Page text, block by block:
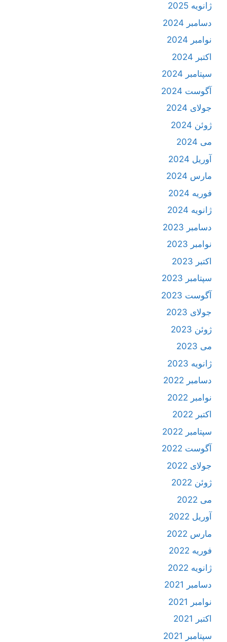
ژانویه 2025
دسامبر 2024
نوامبر 2024
اکتبر 2024
سپتامبر 2024
آگوست 2024
جولای 2024
ژوئن 2024
می 2024
آوریل 2024
مارس 2024
فوریه 2024
ژانویه 2024
دسامبر 2023
نوامبر 2023
اکتبر 2023
سپتامبر 2023
آگوست 2023
جولای 2023
ژوئن 2023
می 2023
ژانویه 2023
دسامبر 2022
نوامبر 2022
اکتبر 2022
سپتامبر 2022
آگوست 2022
جولای 2022
ژوئن 2022
می 2022
آوریل 2022
مارس 2022
فوریه 2022
ژانویه 2022
دسامبر 2021
نوامبر 2021
اکتبر 2021
سپتامبر 2021